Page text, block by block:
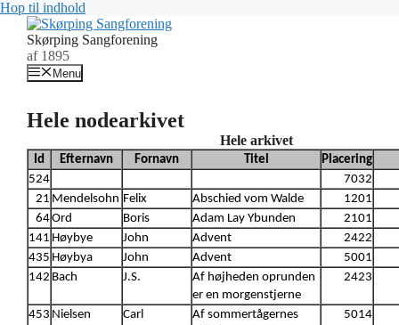
Hop til indhold
Skørping Sangforening
af 1895
Menu
Hele nodearkivet
Hele arkivet
Id Efternavn Fornavn Titel
Placering
524
7032
21 Mendelsohn Felix Abschied vom Walde
1201
64Ord Boris Adam Lay Ybunden
2101
141 Høybye John Advent
2422
435 Høybya John Advent
5001
142 Bach J.S.
Af højheden oprunden
er en morgenstjerne
2423
453 Nielsen Carl
Af sommertågernes
5014